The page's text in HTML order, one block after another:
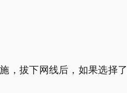
拔下网线后，如果选择了